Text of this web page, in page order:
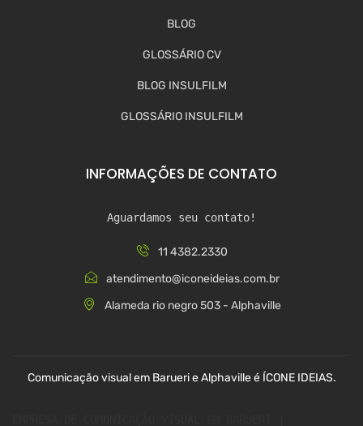
BLOG
GLOSSÁRIO CV
BLOG INSULFILM
GLOSSÁRIO INSULFILM
INFORMAÇÕES DE CONTATO
Aguardamos seu contato!
11 4382.2330
atendimento@iconeideias.com.br
Alameda rio negro 503 - Alphaville
Comunicação visual em Barueri e Alphaville é ÍCONE IDEIAS.